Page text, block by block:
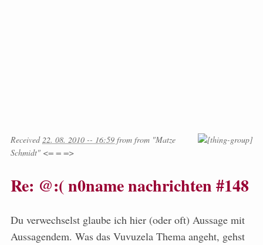
Received22. 08. 2010 -- 16:59 from from "Matze
Schmidt" <= = =>
Re: @:( n0name nachrichten #148
Du verwechselst glaube ich hier (oder oft) Aussage mit
Aussagendem. Was das Vuvuzela Thema angeht, gehst